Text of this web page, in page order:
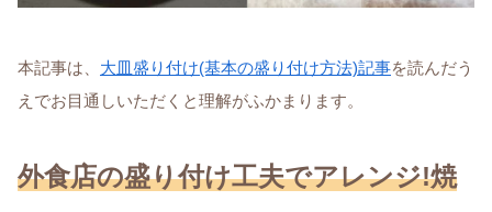
本記事は、 大皿盛り付け(基本の盛り付け方法)記事を読んだう
えでお目通しいただくと理解がふかまります。
外食店の盛り付け工夫でアレンジ!焼